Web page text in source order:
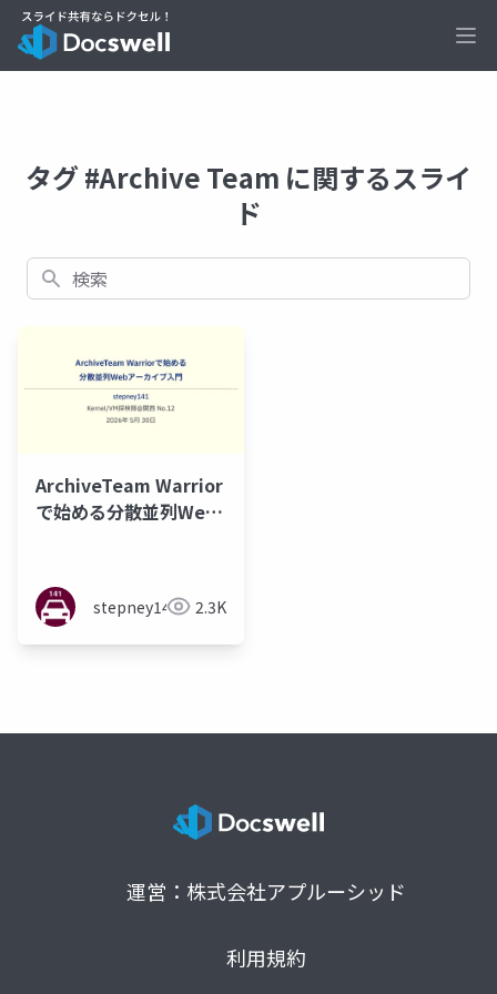
タグ #Archive Team に関するスライ
ド
検索
ArchiveTeam Warrior
で始める分散並列Web
stepney141 2.3K
運営：株式会社アプルーシッド
利用規約